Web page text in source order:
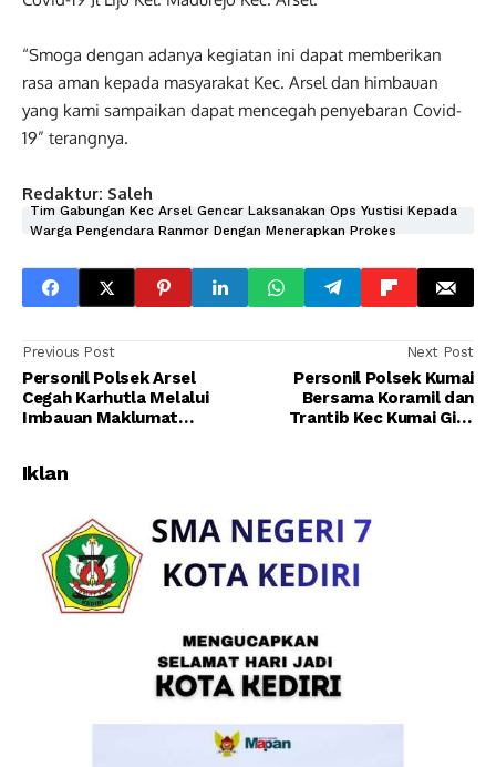
“Smoga dengan adanya kegiatan ini dapat memberikan
rasa aman kepada masyarakat Kec. Arsel dan himbauan
yang kami sampaikan dapat mencegah penyebaran Covid-
19” terangnya.
Redaktur: Saleh
Tim Gabungan Kec Arsel Gencar Laksanakan Ops Yustisi Kepada
Warga Pengendara Ranmor Dengan Menerapkan Prokes
Previous Post
Personil Polsek Arsel
Cegah Karhutla Melalui
Imbauan Maklumat
Next Post
Personil Polsek Kumai
Bersama Koramil dan
Trantib Kec Kumai Giat
Iklan